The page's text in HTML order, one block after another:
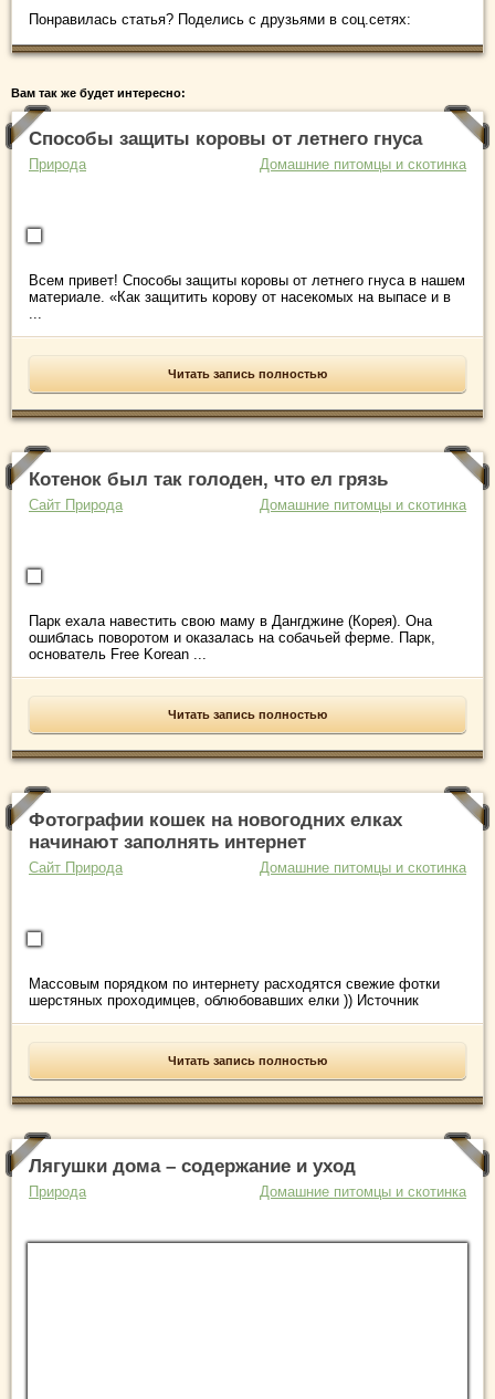
Понравилась статья? Поделись с друзьями в соц.сетях:
Вам так же будет интересно:
Способы защиты коровы от летнего гнуса
Природа Домашние питомцы и скотинка
Всем привет! Способы защиты коровы от летнего гнуса в нашем
материале. «Как защитить корову от насекомых на выпасе и в
...
Читать запись полностью
Котенок был так голоден, что ел грязь
Сайт Природа Домашние питомцы и скотинка
Парк ехала навестить свою маму в Дангджине (Корея). Она
ошиблась поворотом и оказалась на собачьей ферме. Парк,
основатель Free Korean ...
Читать запись полностью
Фотографии кошек на новогодних елках
начинают заполнять интернет
Сайт Природа Домашние питомцы и скотинка
Массовым порядком по интернету расходятся свежие фотки
шерстяных проходимцев, облюбовавших елки )) Источник
Читать запись полностью
Лягушки дома – содержание и уход
Природа Домашние питомцы и скотинка